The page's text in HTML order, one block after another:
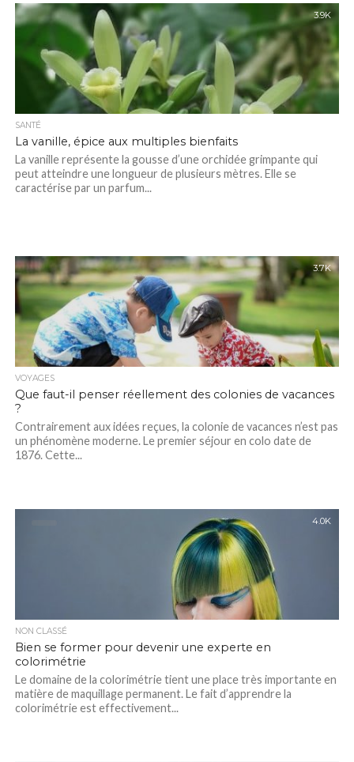
3.9K
SANTÉ
La vanille, épice aux multiples bienfaits
La vanille représente la gousse d’une orchidée grimpante qui
peut atteindre une longueur de plusieurs mètres. Elle se
caractérise par un parfum...
3.7K
VOYAGES
Que faut-il penser réellement des colonies de vacances
?
Contrairement aux idées reçues, la colonie de vacances n’est pas
un phénomène moderne. Le premier séjour en colo date de
1876. Cette...
4.0K
NON CLASSÉ
Bien se former pour devenir une experte en
colorimétrie
Le domaine de la colorimétrie tient une place très importante en
matière de maquillage permanent. Le fait d’apprendre la
colorimétrie est effectivement...